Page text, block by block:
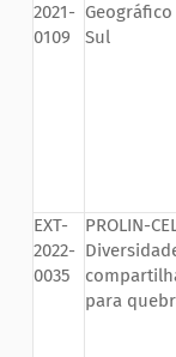
2021-
0109
Sul
EXT-
2022-
0035
PROLIN-
para